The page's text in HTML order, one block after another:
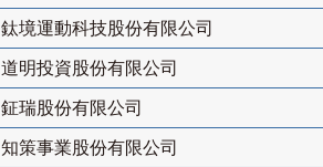
鈦境運動科技股份有限公司
道明投資股份有限公司
鉦瑞股份有限公司
知策事業股份有限公司